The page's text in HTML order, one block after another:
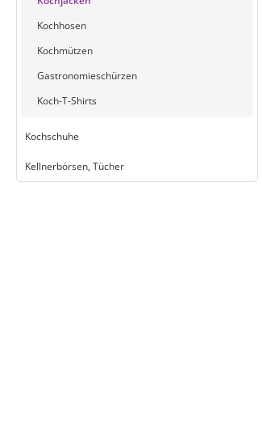
Kochhosen
Kochmützen
Gastronomieschürzen
Koch-T-Shirts
Kochschuhe
Kellnerbörsen, Tücher